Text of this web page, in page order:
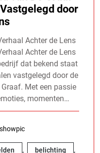
door
Achter de Lens
Achter de Lens
dat bekend staat
vastgelegd door de
Met een passie
momenten…
, belichting ,